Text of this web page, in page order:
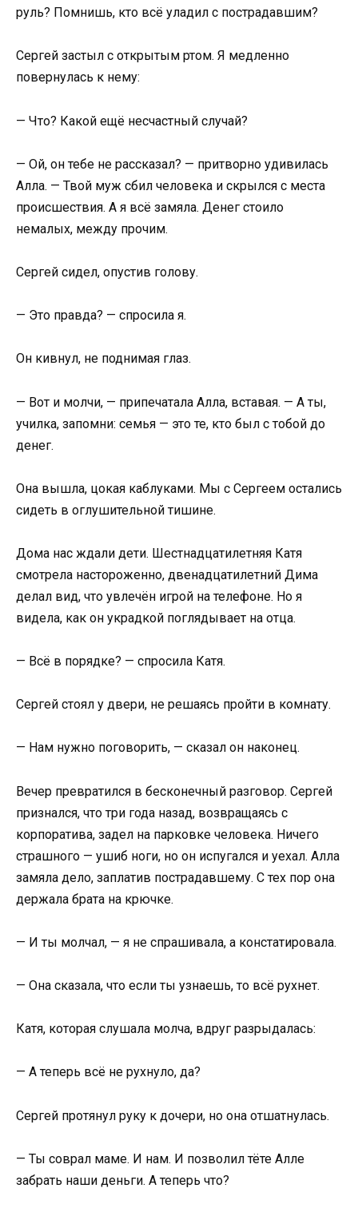
руль? Помнишь, кто всё уладил с пострадавшим?
Сергей застыл с открытым ртом. Я медленно
повернулась к нему:
— Что? Какой ещё несчастный случай?
— Ой, он тебе не рассказал? — притворно удивилась
Алла. — Твой муж сбил человека и скрылся с места
происшествия. А я всё замяла. Денег стоило
немалых, между прочим.
Сергей сидел, опустив голову.
— Это правда? — спросила я.
Он кивнул, не поднимая глаз.
— Вот и молчи, — припечатала Алла, вставая. — А ты,
училка, запомни: семья — это те, кто был с тобой до
денег.
Она вышла, цокая каблуками. Мы с Сергеем остались
сидеть в оглушительной тишине.
Дома нас ждали дети. Шестнадцатилетняя Катя
смотрела настороженно, двенадцатилетний Дима
делал вид, что увлечён игрой на телефоне. Но я
видела, как он украдкой поглядывает на отца.
— Всё в порядке? — спросила Катя.
Сергей стоял у двери, не решаясь пройти в комнату.
— Нам нужно поговорить, — сказал он наконец.
Вечер превратился в бесконечный разговор. Сергей
признался, что три года назад, возвращаясь с
корпоратива, задел на парковке человека. Ничего
страшного — ушиб ноги, но он испугался и уехал. Алла
замяла дело, заплатив пострадавшему. С тех пор она
держала брата на крючке.
— И ты молчал, — я не спрашивала, а констатировала.
— Она сказала, что если ты узнаешь, то всё рухнет.
Катя, которая слушала молча, вдруг разрыдалась:
— А теперь всё не рухнуло, да?
Сергей протянул руку к дочери, но она отшатнулась.
— Ты соврал маме. И нам. И позволил тёте Алле
забрать наши деньги. А теперь что?